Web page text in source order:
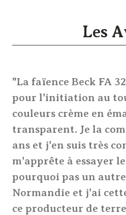
Les
"La faïence Beck FA
pour l'initiation au
couleurs crème en
transparent. Je la
ans et j'en suis très
m'apprête à essayer
pourquoi pas un
Normandie et j'ai
ce producteur de